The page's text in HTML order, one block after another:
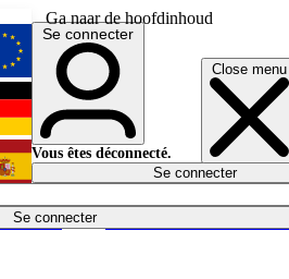
Ga naar de hoofdinhoud
Close menu
Se connecter
Économie
English
Deutsch
Español
Se connecter
Vous êtes déconnecté.
Se connecter